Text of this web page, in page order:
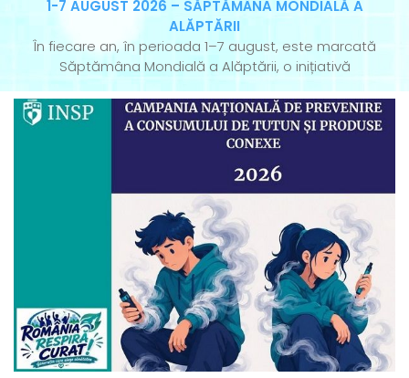
1-7 AUGUST 2026 – SĂPTĂMÂNA MONDIALĂ A
ALĂPTĂRII
În fiecare an, în perioada 1–7 august, este marcată
Săptămâna Mondială a Alăptării, o inițiativă